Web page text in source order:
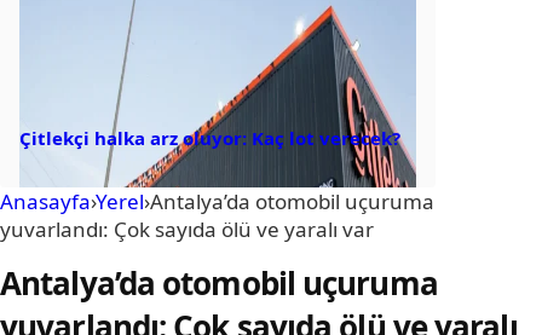
Çitlekçi halka arz oluyor: Kaç lot verecek?
Anasayfa›Yerel›Antalya’da otomobil uçuruma
yuvarlandı: Çok sayıda ölü ve yaralı var
Antalya’da otomobil uçuruma
yuvarlandı: Çok sayıda ölü ve yaralı